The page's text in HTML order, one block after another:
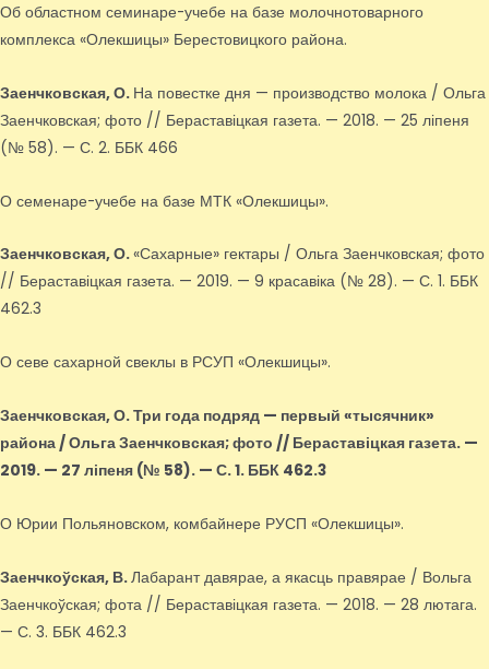
Об областном семинаре-учебе на базе молочнотоварного
комплекса «Олекшицы» Берестовицкого района.
Заенчковская, О. На повестке дня — производство молока / Ольга
Заенчковская; фото // Бераставіцкая газета. — 2018. — 25 ліпеня
(№ 58). — С. 2. ББК 466
О семенаре-учебе на базе МТК «Олекшицы».
Заенчковская, О.«Сахарные» гектары / Ольга Заенчковская; фото
// Бераставіцкая газета. — 2019. — 9 красавіка (№ 28). — С. 1. ББК
462.3
О севе сахарной свеклы в РСУП «Олекшицы».
Заенчковская, О.Три года подряд — первый «тысячник»
района / Ольга Заенчковская; фото // Бераставіцкая газета. —
2019. — 27 ліпеня (№ 58). — С. 1. ББК 462.3
О Юрии Польяновском, комбайнере РУСП «Олекшицы».
Заенчкоўская, В.Лабарант давярае, а якасць правярае / Вольга
Заенчкоўская; фота // Бераставіцкая газета. — 2018. — 28 лютага.
— С. 3. ББК 462.3